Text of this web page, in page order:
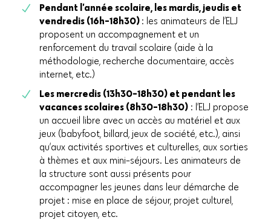
Pendant l’année scolaire, les mardis, jeudis et
vendredis (16h-18h30) : les animateurs de l’ELJ
proposent un accompagnement et un
renforcement du travail scolaire (aide à la
méthodologie, recherche documentaire, accès
internet, etc.)
Les mercredis (13h30-18h30) et pendant les
vacances scolaires (8h30-18h30) : l’ELJ propose
un accueil libre avec un accès au matériel et aux
jeux (babyfoot, billard, jeux de société, etc.), ainsi
qu’aux activités sportives et culturelles, aux sorties
à thèmes et aux mini-séjours. Les animateurs de
la structure sont aussi présents pour
accompagner les jeunes dans leur démarche de
projet : mise en place de séjour, projet culturel,
projet citoyen, etc.